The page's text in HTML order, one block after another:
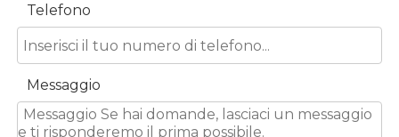
Telefono
Messaggio